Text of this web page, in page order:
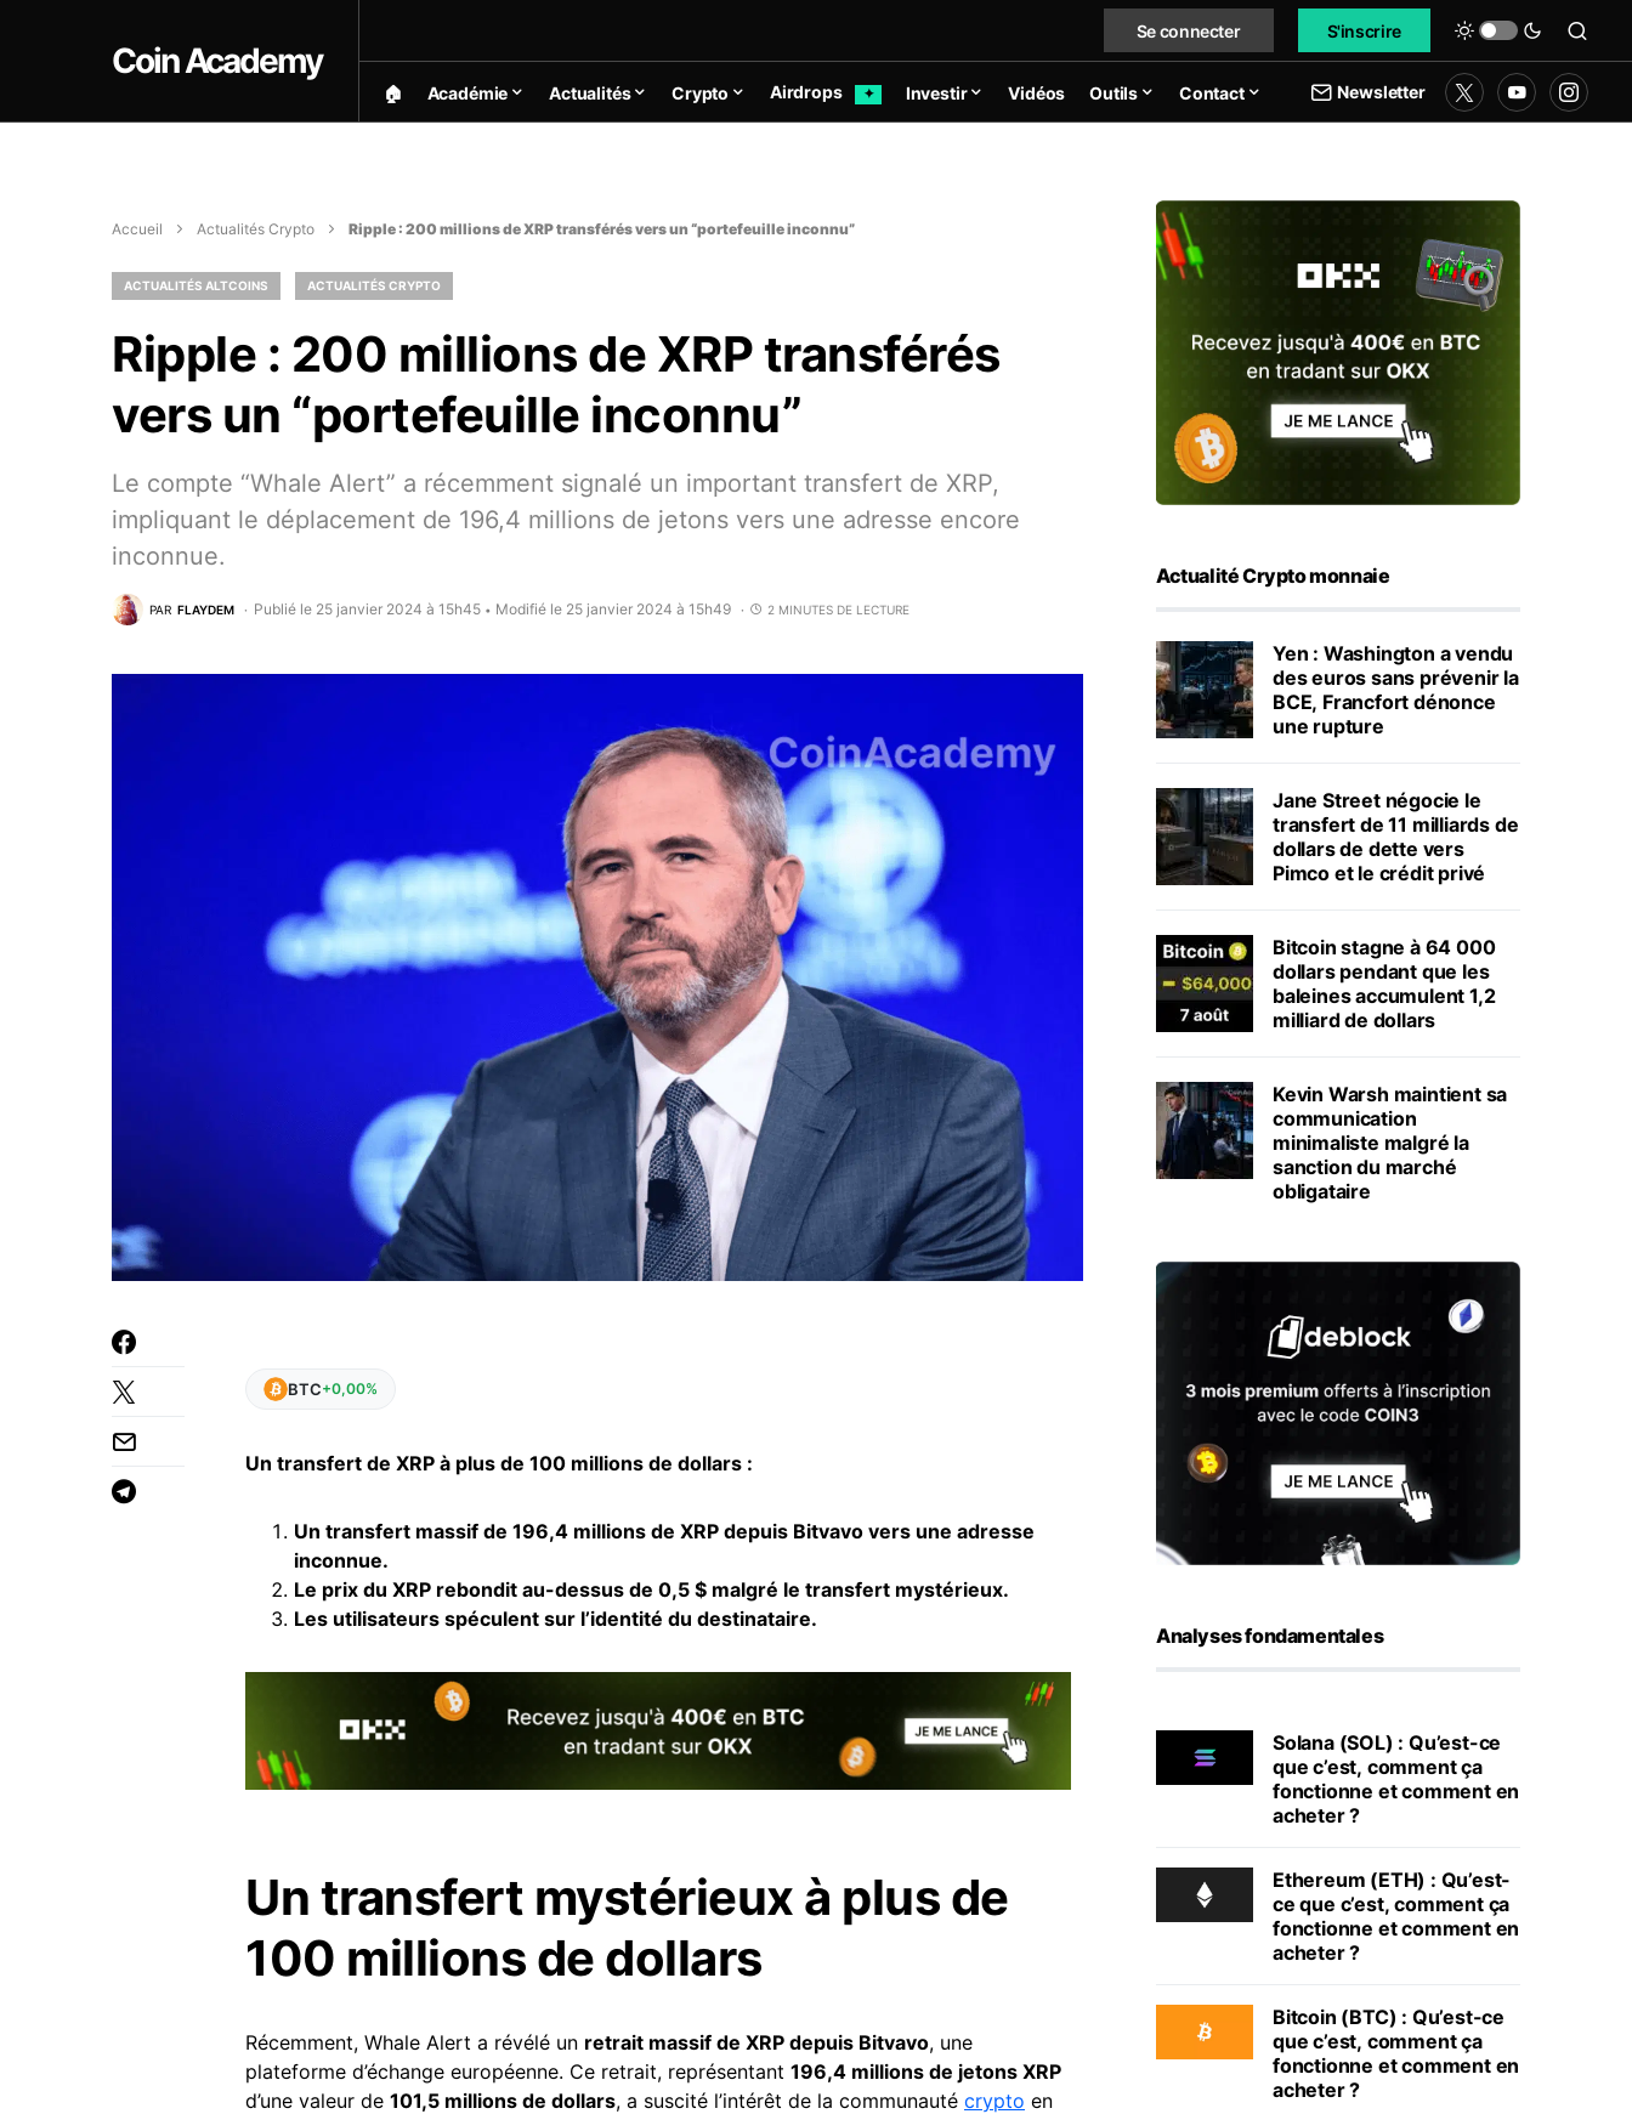
Coin Academy
Se connecter S'inscrire
🏠︎ Académie Actualités Crypto Airdrops ✦ Investir Vidéos Outils Contact Newsletter
Accueil Actualités Crypto Ripple : 200 millions de XRP transférés vers un “portefeuille inconnu”
ACTUALITÉS ALTCOINS ACTUALITÉS CRYPTO
Ripple : 200 millions de XRP transférés
vers un “portefeuille inconnu”
Le compte “Whale Alert” a récemment signalé un important transfert de XRP,
impliquant le déplacement de 196,4 millions de jetons vers une adresse encore
inconnue.
PAR FLAYDEM Publié le 25 janvier 2024 à 15h45 • Modifié le 25 janvier 2024 à 15h49 2 MINUTES DE LECTURE
BTC+0,00%
Un transfert de XRP à plus de 100 millions de dollars :
Un transfert massif de 196,4 millions de XRP depuis Bitvavo vers une adresse
inconnue.
Le prix du XRP rebondit au-dessus de 0,5 $ malgré le transfert mystérieux.
Les utilisateurs spéculent sur l’identité du destinataire.
Un transfert mystérieux à plus de
100 millions de dollars
Récemment, Whale Alert a révélé un retrait massif de XRP depuis Bitvavo, une
plateforme d’échange européenne. Ce retrait, représentant 196,4 millions de jetons XRP
d’une valeur de 101,5 millions de dollars, a suscité l’intérêt de la communauté crypto en
Actualité Crypto monnaie
Yen : Washington a vendu
des euros sans prévenir la
BCE, Francfort dénonce
une rupture
Jane Street négocie le
transfert de 11 milliards de
dollars de dette vers
Pimco et le crédit privé
Bitcoin stagne à 64 000
dollars pendant que les
baleines accumulent 1,2
milliard de dollars
Kevin Warsh maintient sa
communication
minimaliste malgré la
sanction du marché
obligataire
Analyses fondamentales
Solana (SOL) : Qu’est-ce
que c’est, comment ça
fonctionne et comment en
acheter ?
Ethereum (ETH) : Qu’est-
ce que c’est, comment ça
fonctionne et comment en
acheter ?
Bitcoin (BTC) : Qu’est-ce
que c’est, comment ça
fonctionne et comment en
acheter ?